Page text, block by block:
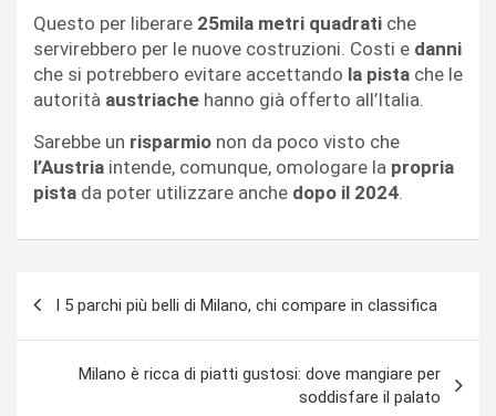
Questo per liberare 25mila metri quadrati che
servirebbero per le nuove costruzioni. Costi e danni
che si potrebbero evitare accettando la pista che le
autorità austriache hanno già offerto all’Italia.
Sarebbe un risparmio non da poco visto che
l’Austria intende, comunque, omologare la propria
pista da poter utilizzare anche dopo il 2024.
articoli
I 5 parchi più belli di Milano, chi compare in classifica
Milano è ricca di piatti gustosi: dove mangiare per
soddisfare il palato